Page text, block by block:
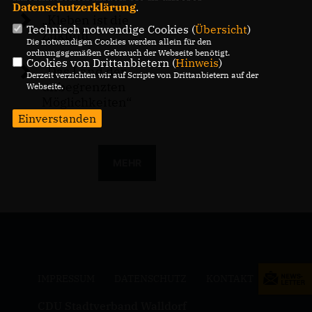
Zukunft“
Das Land der
unbegrenzten
Datenschutzerklärung.
Technisch notwendige Cookies (Übersicht)
Die notwendigen Cookies werden allein für den
ordnungsgemäßen Gebrauch der Webseite benötigt.
Cookies von Drittanbietern (Hinweis)
Derzeit verzichten wir auf Scripte von Drittanbietern auf der
Webseite.
Einverstanden